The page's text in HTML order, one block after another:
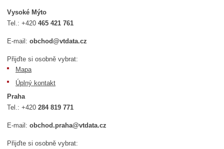
Vysoké Mýto
Tel.:+420465 421 761
E-mail:obchod@vtdata.cz
Přijďte si osobně vybrat:
Mapa
Úplný kontakt
Praha
Tel.:+420284 819 771
E-mail:obchod.praha@vtdata.cz
Přijďte si osobně vybrat: